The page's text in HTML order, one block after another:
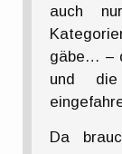
auch
gäbe… –
und
Da